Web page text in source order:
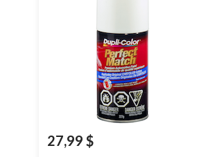
27,99 $